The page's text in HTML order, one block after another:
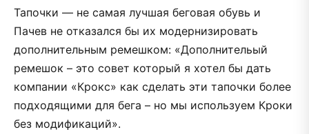
Тапочки — не самая лучшая беговая обувь и
Пачев не отказался бы их модернизировать
дополнительным ремешком: «Дополнительый
ремешок – это совет который я хотел бы дать
компании «Крокс» как сделать эти тапочки более
подходящими для бега – но мы используем Кроки
без модификаций».